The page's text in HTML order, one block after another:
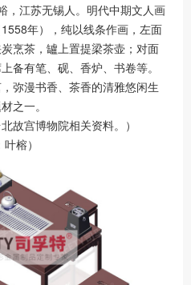
，江苏无锡人。明代中期文人画
年），纯以线条作画，左面
烹茶，罏上置提梁茶壶；对面
备有笔、砚、香炉、书卷等。
弥漫书香、茶香的清雅悠闲生
之一。
故宫博物院相关资料。）
榕）